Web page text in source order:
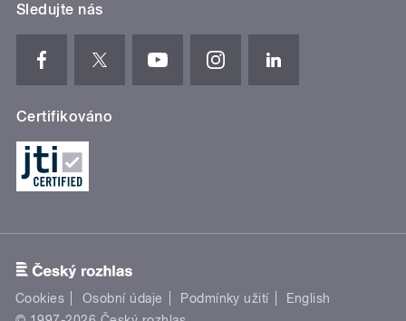
Sledujte nás
Certifikováno
Cookies Osobní údaje Podmínky užití
English